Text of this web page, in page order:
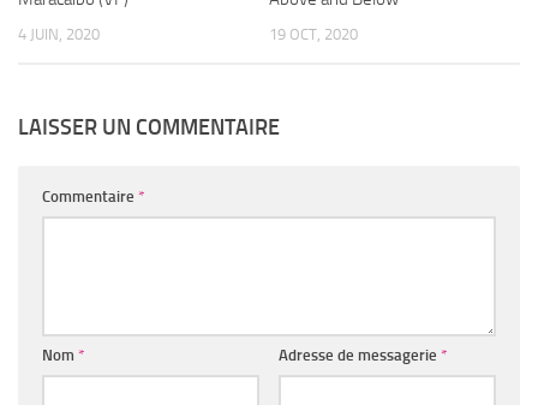
4 JUIN, 2020 19 OCT, 2020
LAISSER UN COMMENTAIRE
Commentaire *
Nom * Adresse de messagerie *